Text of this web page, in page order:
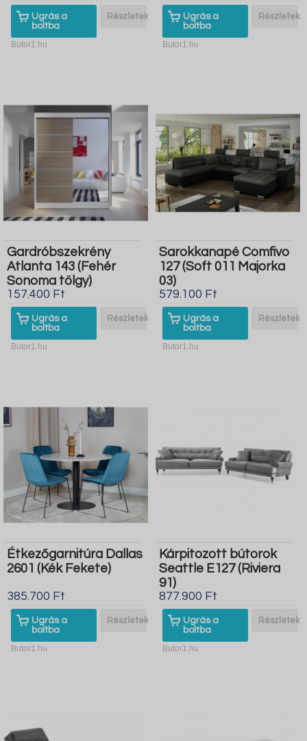
Ugrás a
boltba
Részletek
Butor1.hu
Ugrás a
boltba
Részletek
Butor1.hu
Gardróbszekrény
Atlanta 143 (Fehér
Sonoma tölgy)
157.400 Ft
Ugrás a
boltba
Részletek
Butor1.hu
Sarokkanapé Comfivo
127 (Soft 011 Majorka
03)
579.100 Ft
Ugrás a
boltba
Részletek
Butor1.hu
Étkezőgarnitúra Dallas
2601 (Kék Fekete)
385.700 Ft
Ugrás a
boltba
Részletek
Butor1.hu
Kárpitozott bútorok
Seattle E127 (Riviera
91)
877.900 Ft
Ugrás a
boltba
Részletek
Butor1.hu